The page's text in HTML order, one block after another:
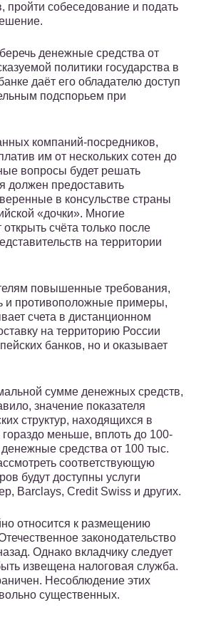
пройти собеседование и подать
денежные средства от
политики государства в
даёт его обладателю доступ
подспорьем при
компаний-посредников,
им от нескольких сотен до
вопросы будет решать
должен предоставить
в консульстве страны
«дочки». Многие
счёта только после
на территории
повышенные требования,
и противоположные примеры,
счета в дистанционном
на территорию России
банков, но и оказывает
сумме денежных средств,
значение показателя
структур, находящихся в
меньше, вплоть до 100-
средства от 100 тыс.
соответствующую
будут доступны услуги
Barclays, Credit Swiss и других.
относится к размещению
законодательство
Однако вкладчику следует
извещена налоговая служба.
Несоблюдение этих
существенных.